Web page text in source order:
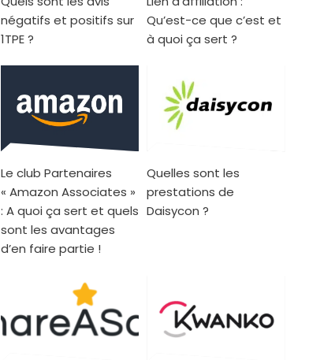
négatifs et positifs sur
1TPE ?
Qu’est-ce que c’est et
à quoi ça sert ?
Le club Partenaires
« Amazon Associates »
: A quoi ça sert et quels
sont les avantages
d’en faire partie !
Quelles sont les
prestations de
Daisycon ?